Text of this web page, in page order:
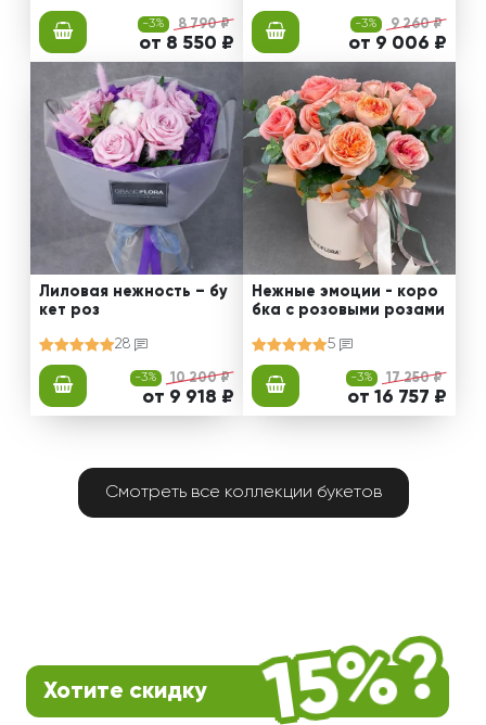
-3% 8 790 ₽
от 8 550 ₽
-3% 9 260 ₽
от 9 006 ₽
Лиловая нежность – бу
кет роз
28
-3% 10 200 ₽
от 9 918 ₽
Нежные эмоции - коро
бка с розовыми розами
5
-3% 17 250 ₽
от 16 757 ₽
Смотреть все коллекции букетов
Хотите скидку